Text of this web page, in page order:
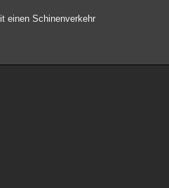
einen Schinenverkehr